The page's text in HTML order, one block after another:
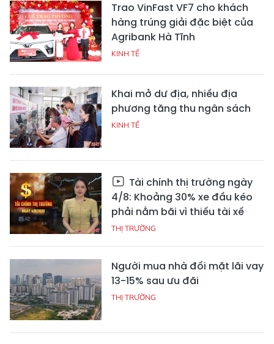
Trao VinFast VF7 cho khách
hàng trúng giải đặc biệt của
Agribank Hà Tĩnh
KINH TẾ
Khai mở dư địa, nhiều địa
phương tăng thu ngân sách
KINH TẾ
Tài chính thị trường ngày
4/8: Khoảng 30% xe đầu kéo
phải nằm bãi vì thiếu tài xế
THỊ TRƯỜNG
Người mua nhà đối mặt lãi vay
13-15% sau ưu đãi
THỊ TRƯỜNG